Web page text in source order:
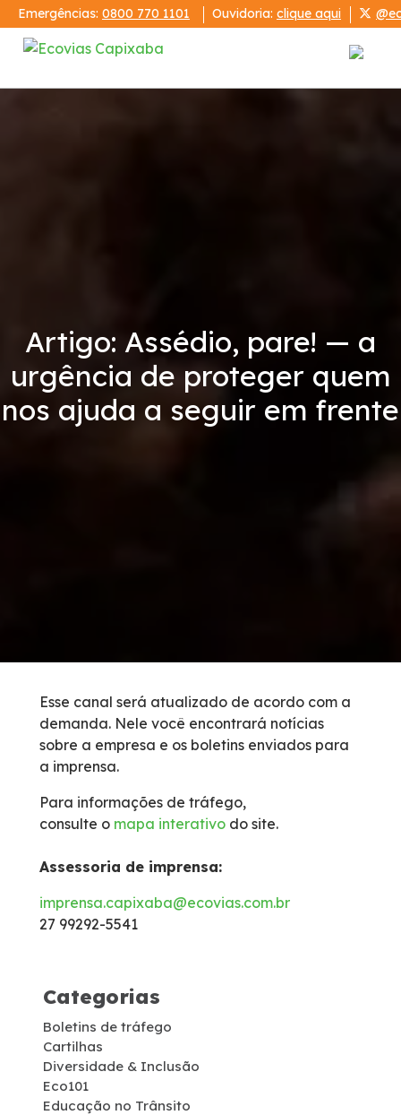
Emergências: 0800 770 1101 Ouvidoria: clique aqui
Código de Conduta
Vídeos
Bases Operacionais
Links Úteis
Isenção de Veículos Oficiais
Faixa de domínio
Notícias
Sustentabilidade
Artigo: Assédio, pare! — a
urgência de proteger quem
nos ajuda a seguir em frente
Esse canal será atualizado de acordo com a
demanda. Nele você encontrará notícias
sobre a empresa e os boletins enviados para
a imprensa.
Para informações de tráfego,
consulte o mapa interativo do site.
Assessoria de imprensa:
imprensa.capixaba@ecovias.com.br
27 99292-5541
Categorias
Boletins de tráfego
Cartilhas
Diversidade & Inclusão
Eco101
Educação no Trânsito